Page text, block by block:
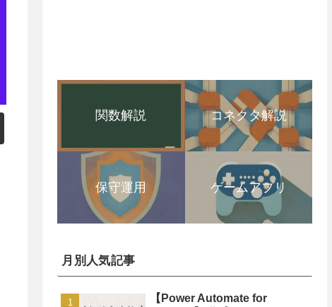
関数解説 コネクタ解説
保守運用 ゲームアプリ
月別人気記事
【Power Automate for